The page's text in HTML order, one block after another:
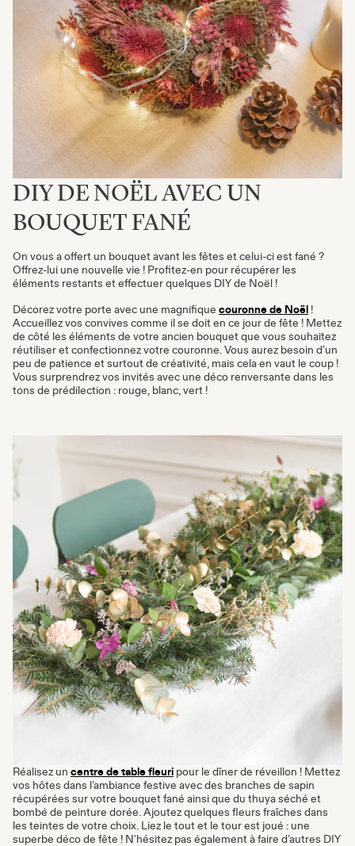
DIY DE NOËL AVEC UN
BOUQUET FANÉ
On vous a offert un bouquet avant les fêtes et celui-ci est fané ?
Offrez-lui une nouvelle vie ! Profitez-en pour récupérer les
éléments restants et effectuer quelques DIY de Noël !
Décorez votre porte avec une magnifique couronne de Noël !
Accueillez vos convives comme il se doit en ce jour de fête ! Mettez
de côté les éléments de votre ancien bouquet que vous souhaitez
réutiliser et confectionnez votre couronne. Vous aurez besoin d’un
peu de patience et surtout de créativité, mais cela en vaut le coup !
Vous surprendrez vos invités avec une déco renversante dans les
tons de prédilection : rouge, blanc, vert !
Réalisez un centre de table fleuri pour le dîner de réveillon ! Mettez
vos hôtes dans l’ambiance festive avec des branches de sapin
récupérées sur votre bouquet fané ainsi que du thuya séché et
bombé de peinture dorée. Ajoutez quelques fleurs fraîches dans
les teintes de votre choix. Liez le tout et le tour est joué : une
superbe déco de fête ! N'hésitez pas également à faire d’autres DIY